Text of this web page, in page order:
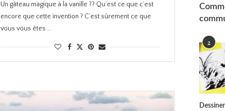
Un gâteau magique à la vanille ?? Qu’est ce que c’est
encore que cette invention ? C’est sûrement ce que
vous vous êtes …
2